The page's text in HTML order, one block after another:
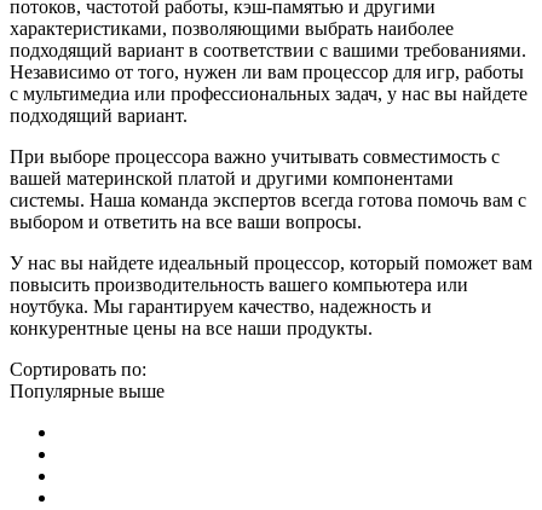
потоков, частотой работы, кэш-памятью и другими
характеристиками, позволяющими выбрать наиболее
подходящий вариант в соответствии с вашими требованиями.
Независимо от того, нужен ли вам процессор для игр, работы
с мультимедиа или профессиональных задач, у нас вы найдете
подходящий вариант.
При выборе процессора важно учитывать совместимость с
вашей материнской платой и другими компонентами
системы. Наша команда экспертов всегда готова помочь вам с
выбором и ответить на все ваши вопросы.
У нас вы найдете идеальный процессор, который поможет вам
повысить производительность вашего компьютера или
ноутбука. Мы гарантируем качество, надежность и
конкурентные цены на все наши продукты.
Сортировать по:
Популярные выше